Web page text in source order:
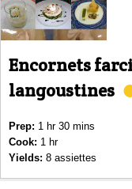
Encornets
langoustines
Prep: 1 hr 30 mins
Cook: 1 hr
Yields: 8 assiettes